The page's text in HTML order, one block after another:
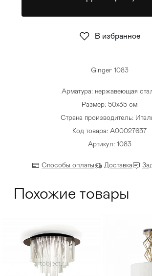
Стулья >
Ginger 1083
Арматура: нержавеющая
Размер: 50х35 см
Страна производитель:
Код товара: A00027637
Артикул: 1083
Способы оплаты Доставка
В избранное
Похожие товары